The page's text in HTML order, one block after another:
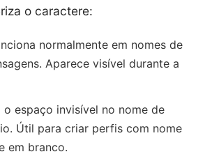
o caractere:
normalmente em nomes de
Aparece visível durante a
o espaço invisível no nome de
Útil para criar perfis com nome
em branco.